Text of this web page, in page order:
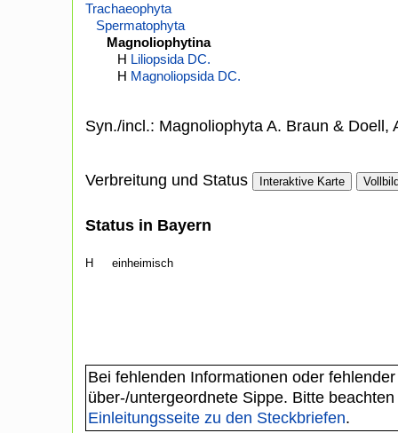
Trachaeophyta
Spermatophyta
Magnoliophytina
H Liliopsida DC.
H Magnoliopsida DC.
Syn./incl.: Magnoliophyta A. Braun & Doell,
Verbreitung und Status Interaktive Karte
Status in Bayern
H einheimisch
Bei fehlenden Informationen oder
über-/untergeordnete Sippe. Bitte
Einleitungsseite zu den Steckbriefen.